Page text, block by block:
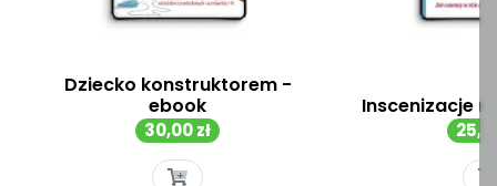
Dziecko konstruktorem -
ebook
Cena
30,00 zł
Inscenizacje